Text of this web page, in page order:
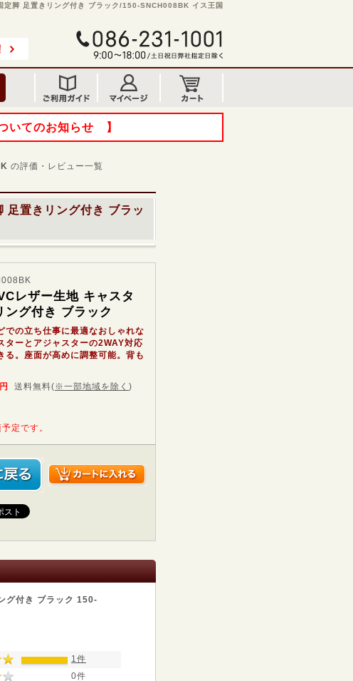
定脚 足置きリング付き ブラック/150-SNCH008BK イス王国
いてのお知らせ 】
の評価・レビュー一覧
足置きリング付き ブラッ
レザー生地 キャスタ
グ付き ブラック
での立ち仕事に最適なおしゃれな
ターとアジャスターの2WAY対応
る。座面が高めに調整可能。背も
円 送料無料(※一部地域を除く )
定です。
グ付き ブラック 150-
1件
0件